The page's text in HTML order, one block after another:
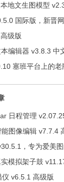
地文生图模型
国际版，新晋
备！
级版
编辑器 v3.8.3 中
塞班平台上的老
日程管理
图像编辑 v7.7.4
，专为爱美
模拟架子鼓
v6.5.1 高级版